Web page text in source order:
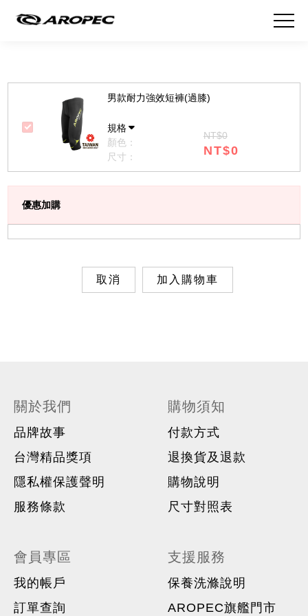
男款耐力強效短褲(過膝)
規格
顏色：
尺寸：
NT$0
NT$0
優惠加購
取消 加入購物車
關於我們
品牌故事
台灣精品獎項
隱私權保護聲明
服務條款
購物須知
付款方式
退換貨及退款
購物說明
尺寸對照表
會員專區
我的帳戶
訂單查詢
支援服務
保養洗滌說明
AROPEC旗艦門市